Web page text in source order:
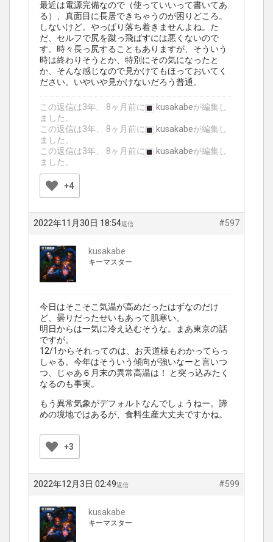
最近は電源完備なので（使っていいって書いてあ
る）、真面目に長居できちゃうのが困りどころ。
しないけど。やっぱり落ち着きませんよね。た
だ、セルフで尻を蹴っ飛ばすには悪くないので
す。時々長っ尻することもありますが、そういう
時は終わりそうとか、特別にその気になったと
か、そんな感じなので見かけてもほっておいてく
ださい。いやいや見かけないだろう普通。
この返信は3年、 8ヶ月前に kusakabeが編集し
ました。
この返信は3年、 8ヶ月前に
kusakabeが編集し
ました。
この返信は3年、 8ヶ月前に
kusakabeが編集し
ました。
+4
2022年11月30日 18:54 #597
返信
kusakabe
キーマスター
今日はそこそこ気温が高めだったはずなのだけ
ど、曇りだったせいもあって肌寒い。
明日からは一気に冷え込むそうな。まあ東京の話
ですが。
12/1からそれってのは、お天道様もわかってらっ
しゃる。今年はそういう傾向が強いなーと言いつ
つ、じゃあ６月末の異常高温は！ と突っ込みたく
なるのも事実。
もう異常気象がデフォルトなんでしょうねー。諦
めの境地ではあるが、食料生産大丈夫ですかね。
+3
2022年12月3日 02:49 #599
返信
kusakabe
キーマスター